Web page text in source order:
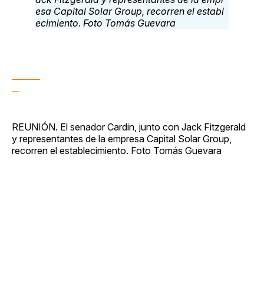
REUNIÓN. El senador Cardin, junto con Jack Fitzgerald
y representantes de la empresa Capital Solar Group,
recorren el establecimiento. Foto Tomás Guevara